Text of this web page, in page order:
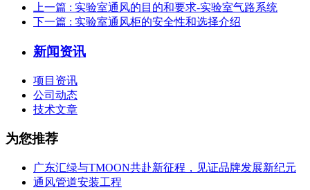
上一篇 : 实验室通风的目的和要求-实验室气路系统
下一篇 : 实验室通风柜的安全性和选择介绍
新闻资讯
项目资讯
公司动态
技术文章
为您推荐
广东汇绿与TMOON共赴新征程，见证品牌发展新纪元
通风管道安装工程